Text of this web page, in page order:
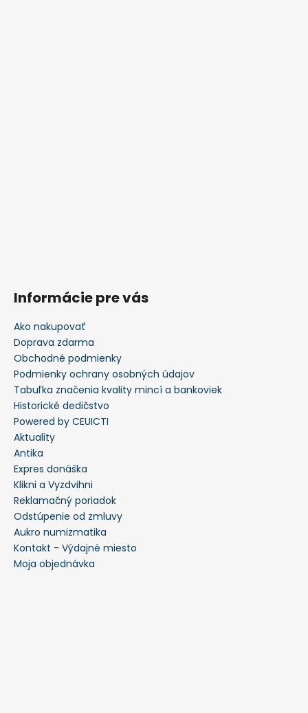
Informácie pre vás
Ako nakupovať
Doprava zdarma
Obchodné podmienky
Podmienky ochrany osobných údajov
Tabuľka značenia kvality mincí a bankoviek
Historické dedičstvo
Powered by CEUICTI
Aktuality
Antika
Expres donáška
Klikni a Vyzdvihni
Reklamačný poriadok
Odstúpenie od zmluvy
Aukro numizmatika
Kontakt - Výdajné miesto
Moja objednávka